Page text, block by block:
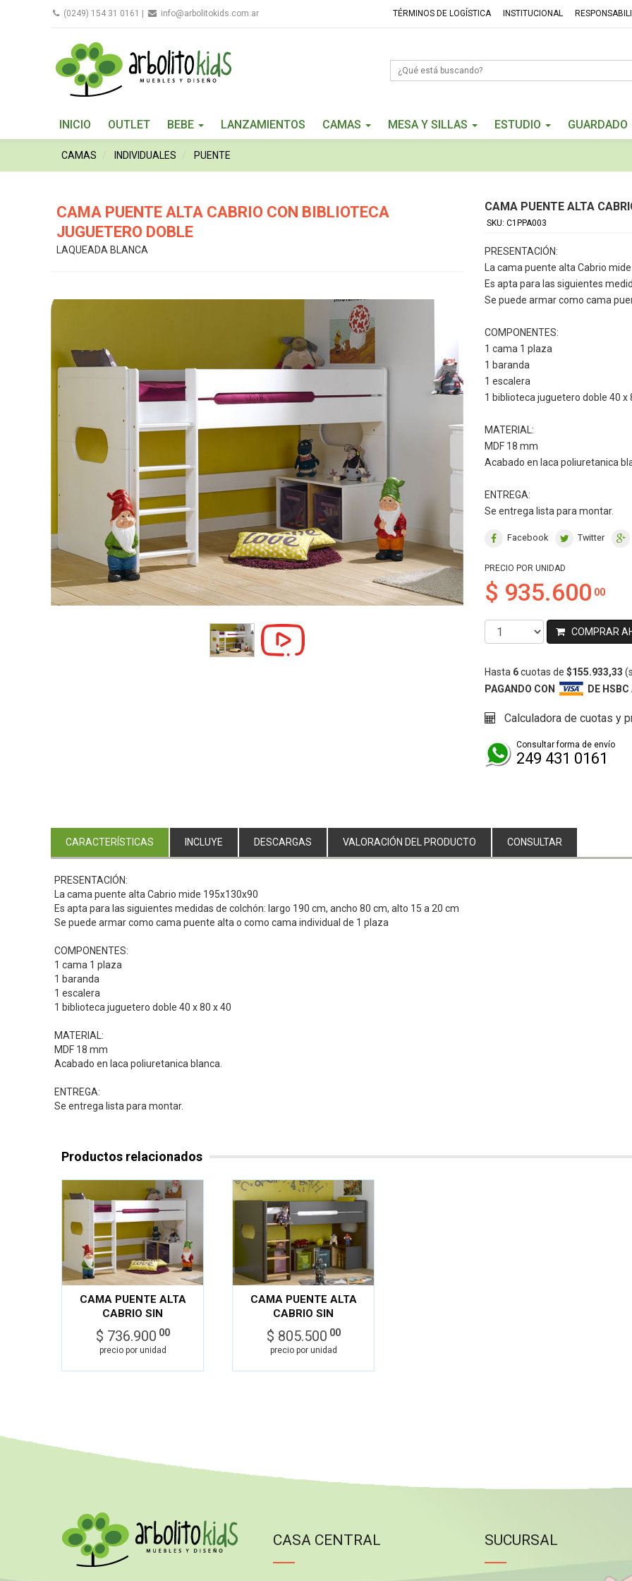
(0249) 154 31 0161 info@arbolitokids.com.ar TÉRMINOS DE LOGÍSTICA INSTITUCIONAL
INICIO OUTLET BEBE LANZAMIENTOS CAMAS MESA Y SILLAS ESTUDIO GUARDADO
CAMAS INDIVIDUALES PUENTE
CAMA PUENTE ALTA CABRIO CON BIBLIOTECA
JUGUETERO DOBLE
LAQUEADA BLANCA
CAMA PUENTE ALTA
SKU: C1PPA003
PRESENTACIÓN:
La cama puente alta Cabrio
Es apta para las siguientes
Se puede armar como cama
COMPONENTES:
1 cama 1 plaza
1 baranda
1 escalera
1 biblioteca juguetero doble 40 x
MATERIAL:
MDF 18 mm
Acabado en laca poliuretanica
ENTREGA:
Se entrega lista para montar.
Facebook Twitter
PRECIO POR UNIDAD
$ 935.600 00
COMPRAR
Hasta 6cuotas de $155.933,33
PAGANDO CON
DE HSBC
Calculadora de cuotas y
Consultar forma de envío
249 431 0161
CARACTERÍSTICAS INCLUYE DESCARGAS VALORACIÓN DEL PRODUCTO CONSULTAR
PRESENTACIÓN:
La cama puente alta Cabrio mide 195x130x90
Es apta para las siguientes medidas de colchón: largo 190 cm, ancho 80 cm, alto 15 a 20 cm
Se puede armar como cama puente alta o como cama individual de 1 plaza
COMPONENTES:
1 cama 1 plaza
1 baranda
1 escalera
1 biblioteca juguetero doble 40 x 80 x 40
MATERIAL:
MDF 18 mm
Acabado en laca poliuretanica blanca.
ENTREGA:
Se entrega lista para montar.
Productos relacionados
CAMA PUENTE ALTA
CABRIO SIN
BIBLIOTECA
JUGUETERO
$ 736.900 00
precio por unidad
CAMA PUENTE ALTA
CABRIO SIN
BIBLIOTECA
JUGUETERO
$ 805.500 00
precio por unidad
CASA CENTRAL SUCURSAL